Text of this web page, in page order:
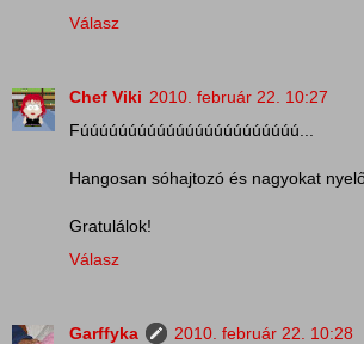
Válasz
Chef Viki 2010. február 22. 10:27
Fúúúúúúúúúúúúúúúúúúúúúúú...
Hangosan sóhajtozó és nagyokat
Gratulálok!
Válasz
Garffyka
2010. február 22. 10:28